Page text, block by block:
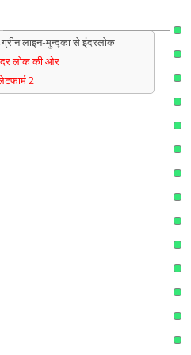
लाइन-मुन्द्का से इंदरलोक
लोक की ओर
2